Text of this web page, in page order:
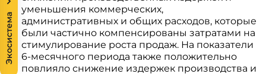
уменьшения коммерческих,
административных и общих расходов, которые
были частично компенсированы затратами на
стимулирование роста продаж. На показатели
6-месячного периода также положительно
повлияло снижение издержек производства и
Экосистема